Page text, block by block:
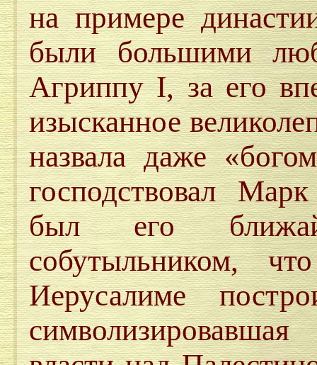
на примере
были большими
Агриппу I, за его
изысканное
назвала даже
господствовал
был его
собутыльником,
Иерусалиме